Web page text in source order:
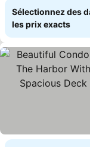
Sélectionnez des
les prix exacts